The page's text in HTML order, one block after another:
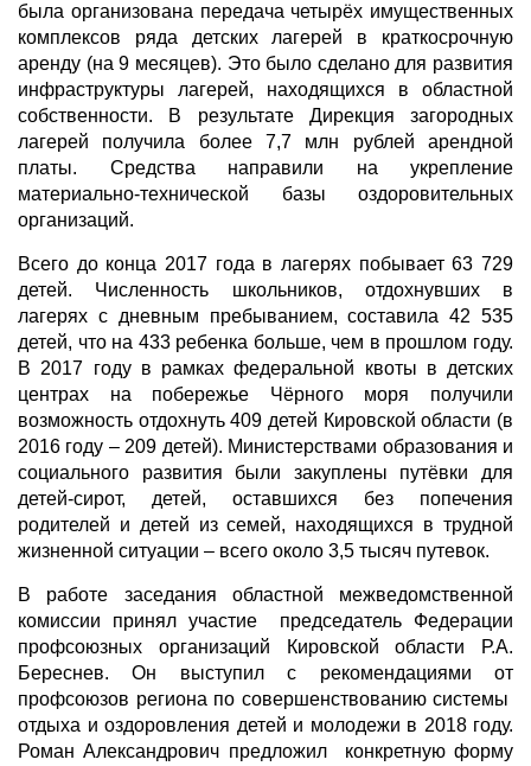
была организована передача четырёх имущественных
комплексов ряда детских лагерей в краткосрочную
аренду (на 9 месяцев). Это было сделано для развития
инфраструктуры лагерей, находящихся в областной
собственности. В результате Дирекция загородных
лагерей получила более 7,7 млн рублей арендной
платы. Средства направили на укрепление
материально-технической базы оздоровительных
организаций.
Всего до конца 2017 года в лагерях побывает 63 729
детей. Численность школьников, отдохнувших в
лагерях с дневным пребыванием, составила 42 535
детей, что на 433 ребенка больше, чем в прошлом году.
В 2017 году в рамках федеральной квоты в детских
центрах на побережье Чёрного моря получили
возможность отдохнуть 409 детей Кировской области (в
2016 году – 209 детей). Министерствами образования и
социального развития были закуплены путёвки для
детей-сирот, детей, оставшихся без попечения
родителей и детей из семей, находящихся в трудной
жизненной ситуации – всего около 3,5 тысяч путевок.
В работе заседания областной межведомственной
комиссии принял участие председатель Федерации
профсоюзных организаций Кировской области Р.А.
Береснев. Он выступил с рекомендациями от
профсоюзов региона по совершенствованию системы
отдыха и оздоровления детей и молодежи в 2018 году.
Роман Александрович предложил конкретную форму